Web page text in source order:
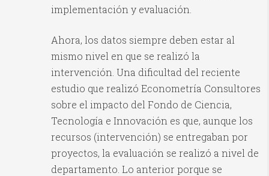
implementación y evaluación.
Ahora, los datos siempre deben estar al
mismo nivel en que se realizó la
intervención. Una dificultad del reciente
estudio que realizó Econometría Consultores
sobre el impacto del Fondo de Ciencia,
Tecnología e Innovación es que, aunque los
recursos (intervención) se entregaban por
proyectos, la evaluación se realizó a nivel de
departamento. Lo anterior porque se